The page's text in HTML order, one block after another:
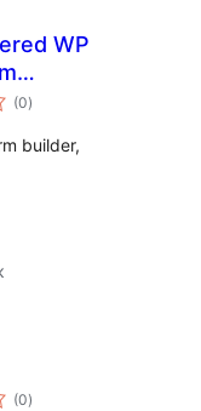
WP
(0общий
рейтинг
)
builder,
(0общий
рейтинг
)